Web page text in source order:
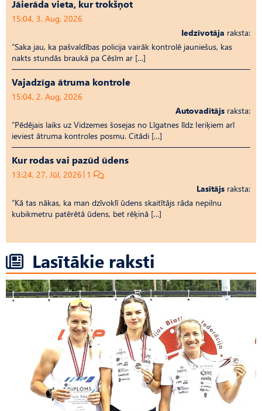
Jāierāda vieta, kur trokšņot
15:04, 3. Aug, 2026
Iedzīvotāja raksta:
“Saka jau, ka pašvaldības policija vairāk kontrolē jauniešus, kas
nakts stundās braukā pa Cēsīm ar […]
Vajadzīga ātruma kontrole
15:04, 2. Aug, 2026
Autovadītājs raksta:
“Pēdējais laiks uz Vid­ze­mes šosejas no Līgatnes līdz Ieriķiem arī
ieviest ātruma kontroles posmu. Citādi […]
Kur rodas vai pazūd ūdens
13:24, 27. Jūl, 2026 1
Lasītājs raksta:
“Kā tas nākas, ka man dzīvoklī ūdens skaitītājs rāda nepilnu
kubikmetru patērētā ūdens, bet rēķinā […]
Lasītākie raksti